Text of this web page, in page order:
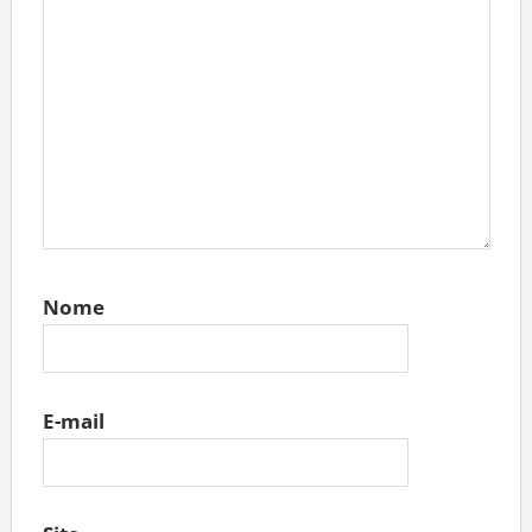
Nome
E-mail